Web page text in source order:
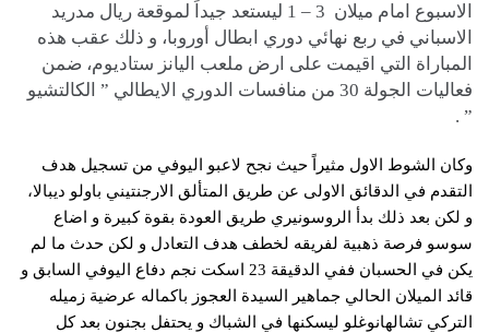
الاسبوع امام ميلان 3 – 1 ليستعد جيداً لموقعة ريال مدريد
الاسباني في ربع نهائي دوري ابطال أوروبا، و ذلك عقب هذه
المباراة التي اقيمت على ارض ملعب اليانز ستاديوم، ضمن
فعاليات الجولة 30 من منافسات الدوري الايطالي ” ​الكالتشيو​
” .
وكان الشوط الاول مثيراً حيث نجح لاعبو ​اليوفي​ من تسجيل هدف
التقدم في الدقائق الاولى عن طريق المتألق الارجنتيني ​باولو ديبالا​،
و لكن بعد ذلك بدأ ​الروسونيري​ طريق العودة بقوة كبيرة و اضاع
سوسو فرصة ذهبية لفريقه لخطف هدف التعادل و لكن حدث ما لم
يكن في الحسبان ففي الدقيقة 23 اسكت نجم دفاع اليوفي السابق و
قائد الميلان الحالي جماهير ​السيدة العجوز​ باكماله عرضية زميله
التركي تشالهانوغلو ليسكنها في الشباك و يحتفل بجنون بعد كل